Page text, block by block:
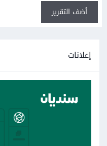
أضف التقرير
إعلانات